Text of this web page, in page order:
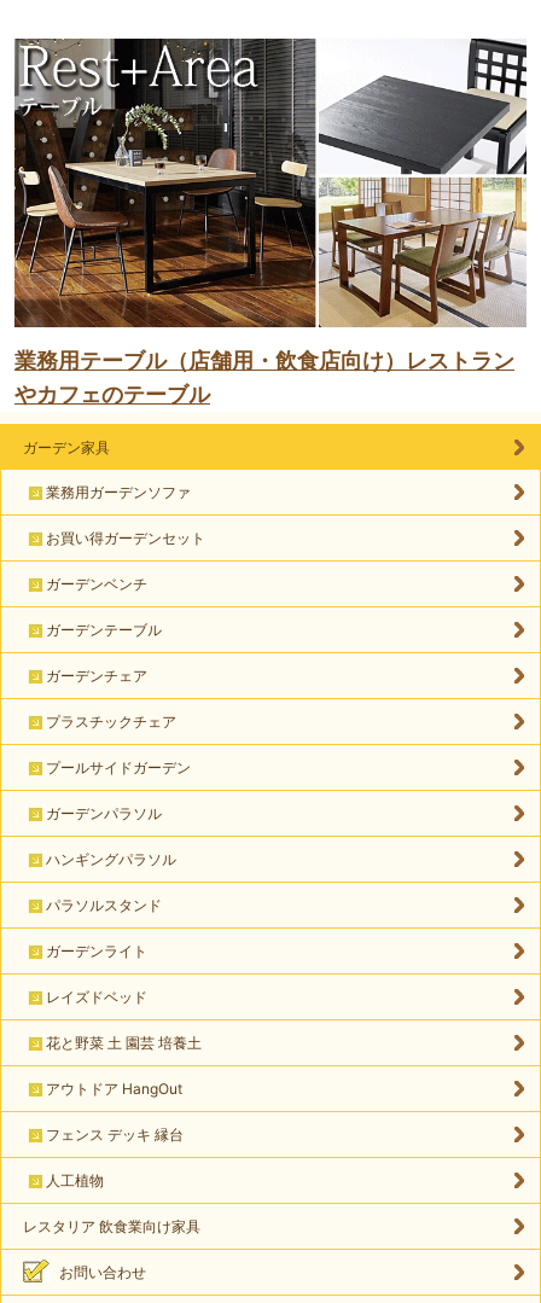
業務用テーブル（店舗用・飲食店向け）レストラン
やカフェのテーブル
ガーデン家具
業務用ガーデンソファ
お買い得ガーデンセット
ガーデンベンチ
ガーデンテーブル
ガーデンチェア
プラスチックチェア
プールサイドガーデン
ガーデンパラソル
ハンギングパラソル
パラソルスタンド
ガーデンライト
レイズドベッド
花と野菜 土 園芸 培養土
アウトドア HangOut
フェンス デッキ 縁台
人工植物
レスタリア 飲食業向け家具
お問い合わせ